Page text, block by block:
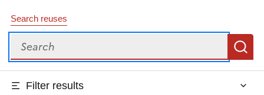
Search reuses
Search
Filter results